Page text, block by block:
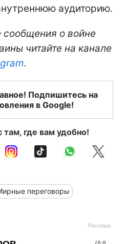
аудиторию.
о войне
читайте на канале
.
Подпишитесь на
в Google!
там, где вам удобно!
переговоры